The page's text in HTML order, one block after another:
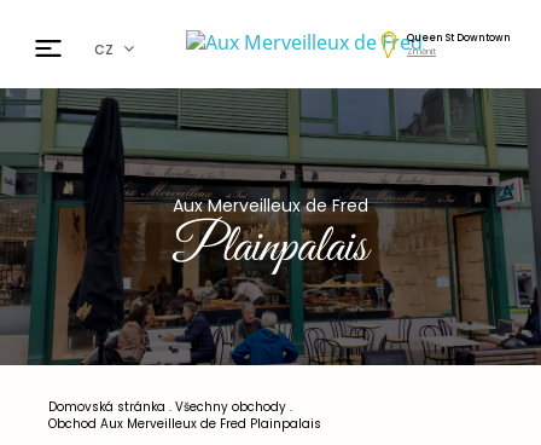
cz
fr
en
日本
Queen St Downtown
Změnit
Aux Merveilleux de Fred
Plainpalais
Domovská stránka . Všechny obchody .
Obchod Aux Merveilleux de Fred Plainpalais